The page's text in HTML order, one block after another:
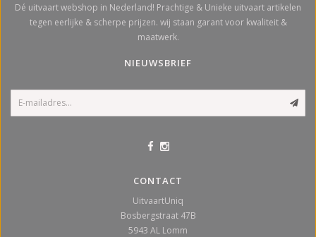
Dé uitvaart webshop in Nederland! Prachtige & Unieke uitvaart artikelen
tegen eerlijke & scherpe prijzen. wij staan garant voor kwaliteit &
maatwerk.
NIEUWSBRIEF
CONTACT
UitvaartUniq
Bosbergstraat 47B
5943 AL Lomm